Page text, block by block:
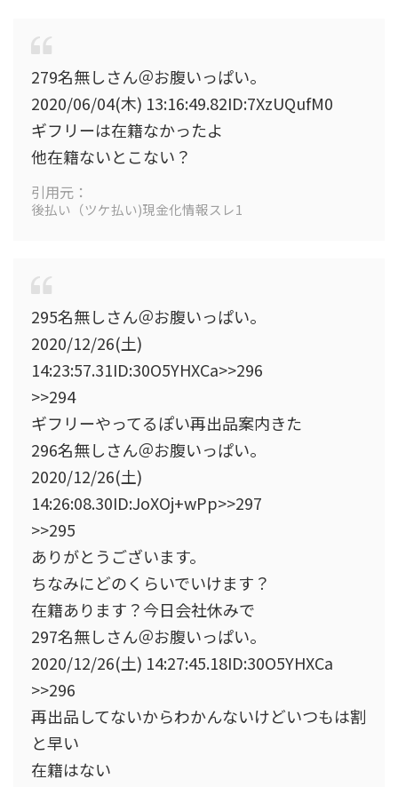
279名無しさん＠お腹いっぱい。
2020/06/04(木) 13:16:49.82ID:7XzUQufM0
ギフリーは在籍なかったよ
他在籍ないとこない？
引用元：
後払い（ツケ払い)現金化情報スレ1
295名無しさん＠お腹いっぱい。
2020/12/26(土)
14:23:57.31ID:30O5YHXCa>>296
>>294
ギフリーやってるぽい再出品案内きた
296名無しさん＠お腹いっぱい。
2020/12/26(土)
14:26:08.30ID:JoXOj+wPp>>297
>>295
ありがとうございます。
ちなみにどのくらいでいけます？
在籍あります？今日会社休みで
297名無しさん＠お腹いっぱい。
2020/12/26(土) 14:27:45.18ID:30O5YHXCa
>>296
再出品してないからわかんないけどいつもは割
と早い
在籍はない